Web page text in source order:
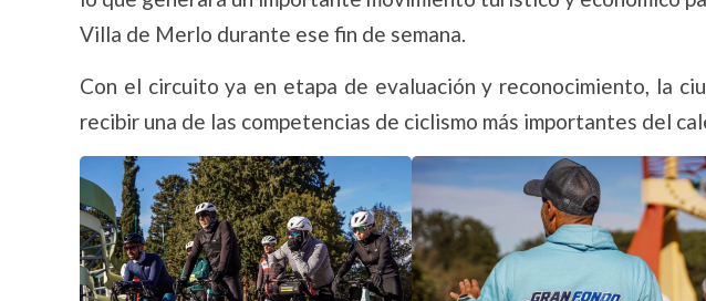
Villa de Merlo durante ese fin de semana.
Con el circuito ya en etapa de evaluación y reconocimiento, la
recibir una de las competencias de ciclismo más importantes del